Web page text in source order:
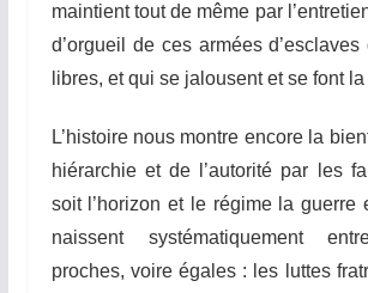
maintient tout de même par
d’orgueil de ces armées
libres, et qui se jalousent et se font
L’histoire nous montre encore la
hiérarchie et de l’autorité par les
soit l’horizon et le régime la guerre
naissent systématiquement
proches, voire égales : les luttes